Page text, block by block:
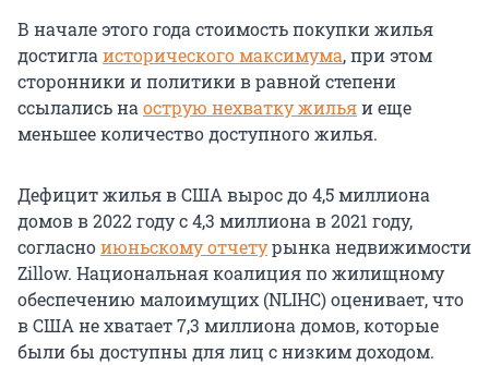
В начале этого года стоимость покупки жилья
достигла исторического максимума, при этом
сторонники и политики в равной степени
ссылались на острую нехватку жильяи еще
меньшее количество доступного жилья.
Дефицит жилья в США вырос до 4,5 миллиона
домов в 2022 году с 4,3 миллиона в 2021 году,
согласноиюньскому отчетурынка недвижимости
Zillow. Национальная коалиция по жилищному
обеспечению малоимущих (NLIHC) оценивает, что
в США не хватает 7,3 миллиона домов, которые
были бы доступны для лиц с низким доходом.